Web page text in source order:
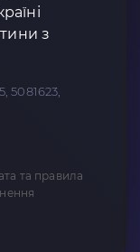
з
5081623,
та правила